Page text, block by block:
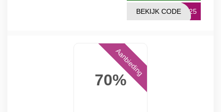
2025
BEKIJK CODE
70%
Aanbieding